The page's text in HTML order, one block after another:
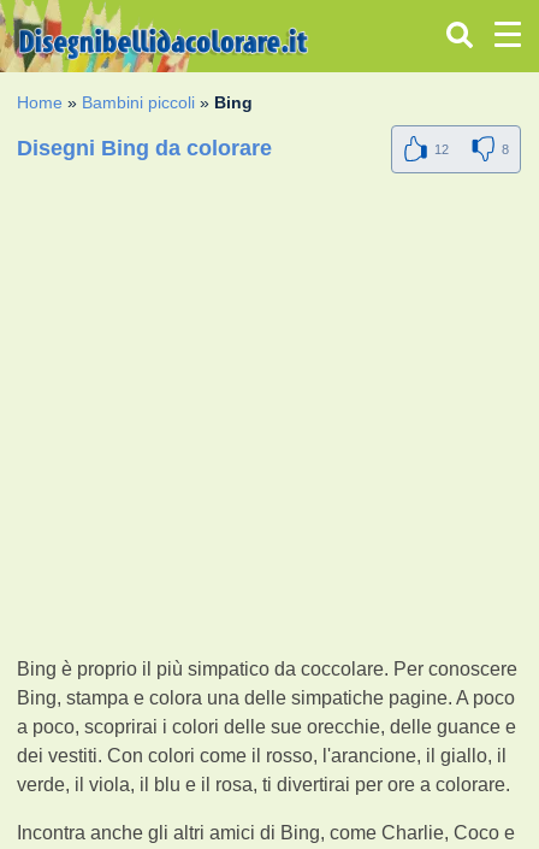
Home » Bambini piccoli » Bing
Disegni Bing da colorare 12 8
Bing è proprio il più simpatico da coccolare. Per conoscere
Bing, stampa e colora una delle simpatiche pagine. A poco
a poco, scoprirai i colori delle sue orecchie, delle guance e
dei vestiti. Con colori come il rosso, l'arancione, il giallo, il
verde, il viola, il blu e il rosa, ti divertirai per ore a colorare.
Incontra anche gli altri amici di Bing, come Charlie, Coco e